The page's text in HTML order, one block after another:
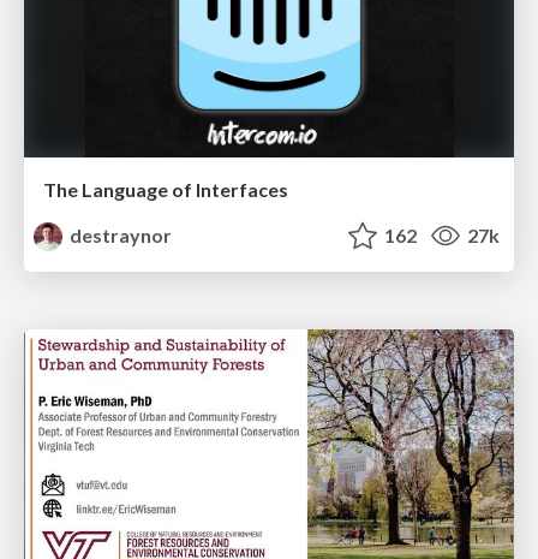
The Language of Interfaces
destraynor
162 27k